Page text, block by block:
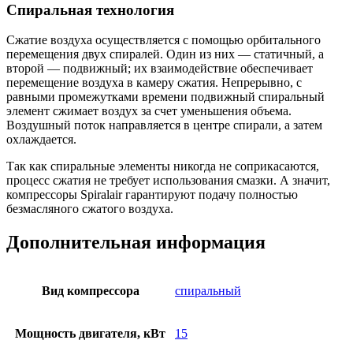
Спиральная технология
Сжатие воздуха осуществляется с помощью орбитального
перемещения двух спиралей. Один из них — статичный, а
второй — подвижный; их взаимодействие обеспечивает
перемещение воздуха в камеру сжатия. Непрерывно, с
равными промежутками времени подвижный спиральный
элемент сжимает воздух за счет уменьшения объема.
Воздушный поток направляется в центре спирали, а затем
охлаждается.
Так как спиральные элементы никогда не соприкасаются,
процесс сжатия не требует использования смазки. А значит,
компрессоры Spiralair гарантируют подачу полностью
безмасляного сжатого воздуха.
Дополнительная информация
Вид компрессора спиральный
Мощность двигателя, кВт 15